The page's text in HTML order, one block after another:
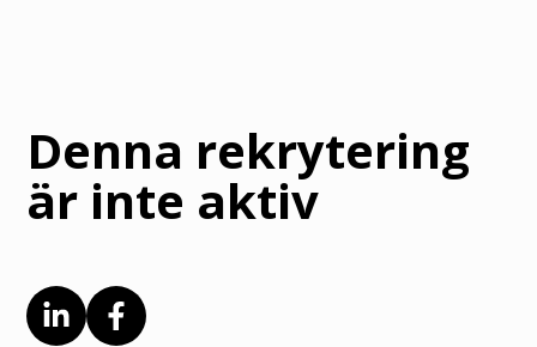
Denna rekrytering
är inte aktiv